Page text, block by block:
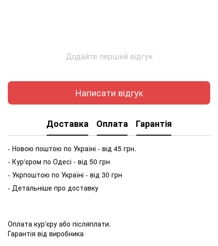
Додайте перший відгук
Написати відгук
Доставка Оплата Гарантія
- Новою поштою по Україні - від 45 грн.
- Кур'єром по Одесі - від 50 грн
- Укрпоштою по Україні - від 30 грн
- Детальніше про доставку
Оплата кур'єру або післяплати.
Гарантія від виробника